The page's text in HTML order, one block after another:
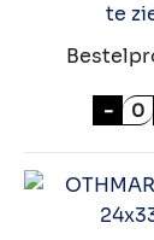
te
-